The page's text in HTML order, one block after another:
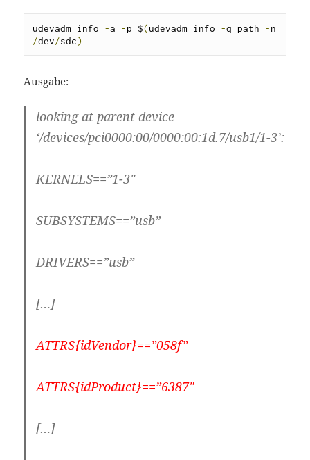
udevadm info -a -p $(udevadm info -q path -
/dev/sdc)
Ausgabe:
looking at parent device
‘/devices/pci0000:00/0000:00:1d.7/usb1/1-3’:
KERNELS==”1-3″
SUBSYSTEMS==”usb”
DRIVERS==”usb”
[…]
ATTRS{idVendor}==”058f”
ATTRS{idProduct}==”6387″
[…]